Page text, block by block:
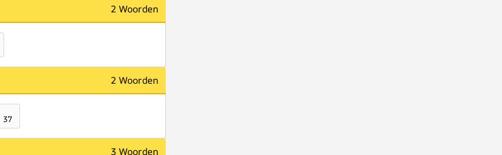
2 Woorden
2 Woorden
37
3 Woorden